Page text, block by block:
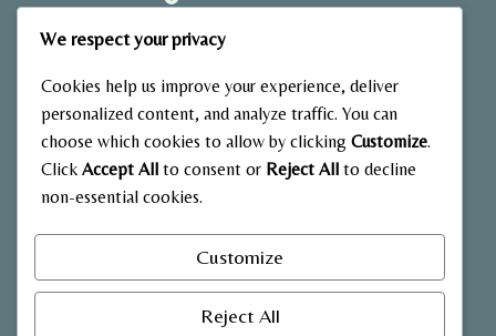
Sie
und aktuelle
Einblicke in
das Leben
Deutschlands.
We respect your privacy
Cookies help us improve your experience, deliver
personalized content, and analyze traffic. You can
choose which cookies to allow by clicking Customize.
Click Accept All to consent or Reject All to decline
non-essential cookies.
Customize
Reject All